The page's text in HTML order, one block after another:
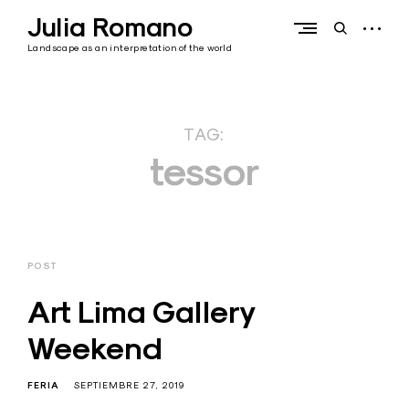
contentJulia Romano
Landscape as an interpretation of the world
openopen
TAG:
tessor
POST
Art Lima Gallery
Weekend
FERIA SEPTIEMBRE 27, 2019